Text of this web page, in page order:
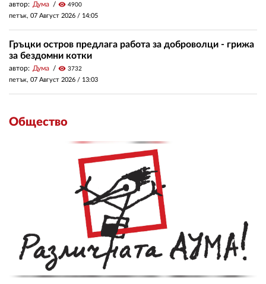
автор: Дума visibility 4900
петък, 07 Август 2026 / 14:05
Гръцки остров предлага работа за доброволци - грижа
за бездомни котки
автор: Дума visibility 3732
петък, 07 Август 2026 / 13:03
Общество